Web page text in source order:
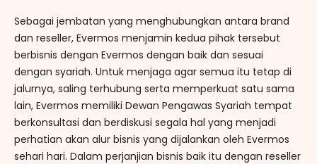
Sebagai jembatan yang menghubungkan antara brand
dan reseller, Evermos menjamin kedua pihak tersebut
berbisnis dengan Evermos dengan baik dan sesuai
dengan syariah. Untuk menjaga agar semua itu tetap di
jalurnya, saling terhubung serta memperkuat satu sama
lain, Evermos memiliki Dewan Pengawas Syariah tempat
berkonsultasi dan berdiskusi segala hal yang menjadi
perhatian akan alur bisnis yang dijalankan oleh Evermos
sehari hari. Dalam perjanjian bisnis baik itu dengan reseller